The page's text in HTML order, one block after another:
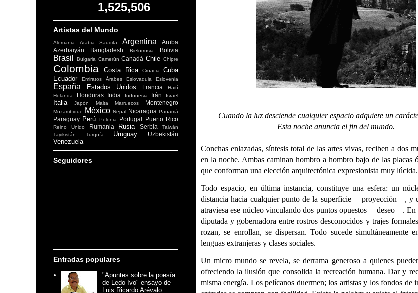
Cuando la luz desciende cualquier espacio adquiere un
Esta noche anuncia el fin del mundo.
Conchas enlazadas, síntesis total de las artes vivas, reciben a dos
en la noche. Ambas caminan hombro a hombro bajo de las placas
que conforman una elección arquitectónica expresionista muy lúcida.
Todo espacio, en última instancia, constituye una esfera: un
distancia hacia cualquier punto de la superficie —proyección—, y
atraviesa ese núcleo vinculando dos puntos opuestos —deseo—. En
diputada y gobernadora entre rostros desconocidos y trajes
rozan, se enrollan, se dispersan. Todo sucede simultáneamente
lenguas extranjeras y clases sociales.
Un micro mundo se revela, se derrama generoso a quienes
ofreciendo la ilusión que consolida la recreación humana. Dar y
misma energía. Los pelícanos duermen; los artistas y los fondos de
1,525,506
Artistas del Mundo
Alemania Arabia Saudita Argentina
Aruba
Azerbaiyán
Bangladesh Bielorrusia Bolivia
Brasil Bulgaria Camerún Canadá Chile Chipre
Colombia Costa Rica Croacia
Cuba
Ecuador
Emiratos Árabes Eslovaquia Eslovenia
España Estados Unidos Francia
Haití
Holanda
Honduras India Indonesia Irán Israel
Italia Japón Malta Marruecos Montenegro
Mozambique México Nepal Nicaragua Panamá
Paraguay Perú Polonia Portugal Puerto Rico
Reino Unido Rumania Rusia Serbia
Taiwán
Tayikistán
Turquía Uruguay Uzbekistán
Venezuela
Seguidores
Entradas populares
"Apuntes sobre la poesía
de Ledo Ivo" ensayo de
Luis Ricardo Arévalo